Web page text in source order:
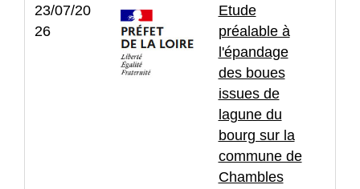
23/07/20
26
Etude
préalable à
l'épandage
des boues
issues de
lagune du
bourg sur la
commune de
Chambles